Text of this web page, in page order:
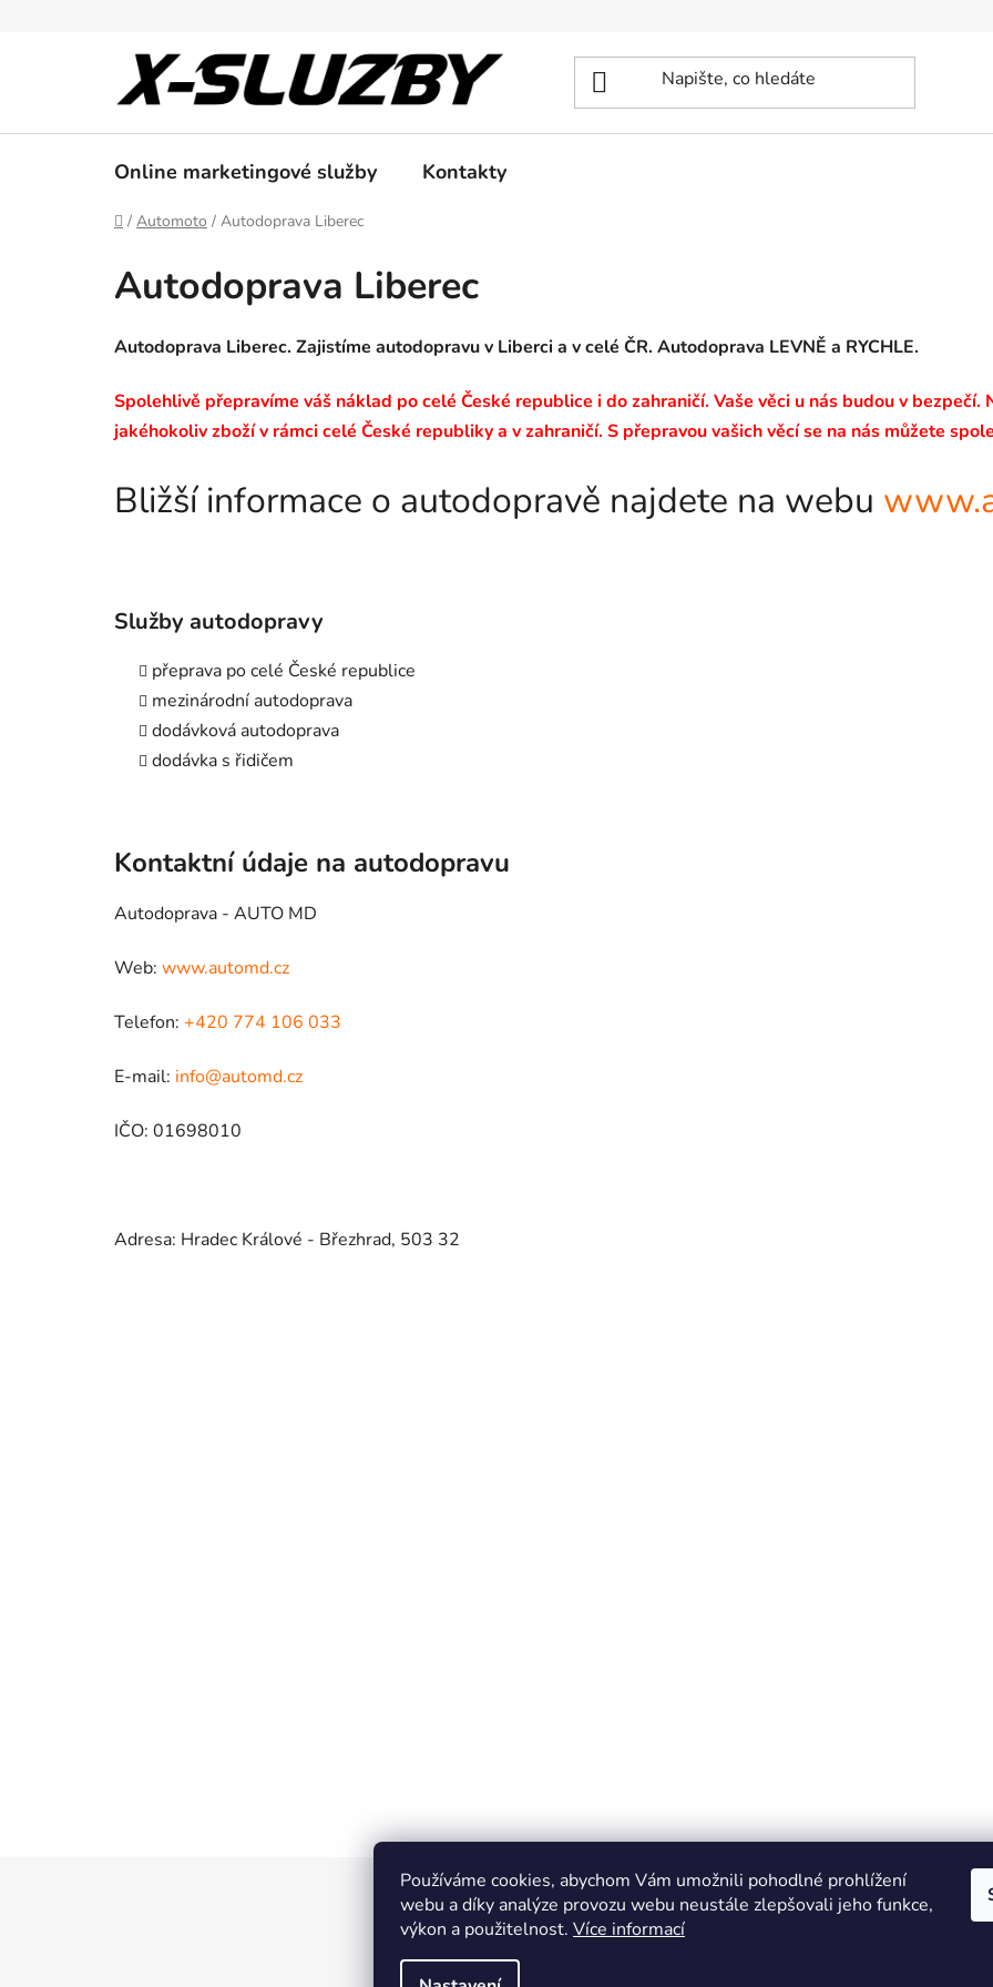
Používáme cookies, abychom Vám umožnili pohodlné prohlížení
webu a díky analýze provozu webu neustále zlepšovali jeho funkce,
výkon a použitelnost. Více informací
Online marketingové služby Kontakty
Domů
/ Automoto / Autodoprava Liberec
Autodoprava Liberec
Autodoprava Liberec. Zajistíme autodopravu v Liberci a v celé ČR. Autodoprava LEVNĚ a RYCHLE.
Spolehlivě přepravíme váš náklad po celé České republice i do zahraničí. Vaše věci u nás budou v
jakéhokoliv zboží v rámci celé České republiky a v zahraničí. S přepravou vašich věcí se na nás můžete
Bližší informace o autodopravě najdete na webu
Služby autodopravy
přeprava po celé České republice
mezinárodní autodoprava
dodávková autodoprava
dodávka s řidičem
Kontaktní údaje na autodopravu
Autodoprava - AUTO MD
Web: www.automd.cz
Telefon: +420 774 106 033
E-mail: info@automd.cz
IČO: 01698010
Adresa: Hradec Králové - Březhrad, 503 32
Online marketing zajišťuje společnost X-VISION